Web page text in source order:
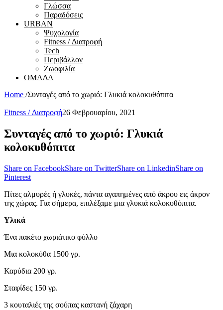
Γλώσσα
Παραδόσεις
URBAN
Ψυχολογία
Fitness / Διατροφή
Tech
Περιβάλλον
Ζωοφιλία
ΟΜΑΔΑ
Home /Συνταγές από το χωριό: Γλυκιά κολοκυθόπιτα
Fitness / Διατροφή26 Φεβρουαρίου, 2021
Συνταγές από το χωριό: Γλυκιά
κολοκυθόπιτα
Share on FacebookShare on TwitterShare on LinkedinShare on
Pinterest
Πίτες αλμυρές ή γλυκές, πάντα αγαπημένες από άκρου εις άκρον
της χώρας. Για σήμερα, επιλέξαμε μια γλυκιά κολοκυθόπιτα.
Υλικά
Ένα πακέτο χωριάτικο φύλλο
Μια κολοκύθα 1500 γρ.
Καρύδια 200 γρ.
Σταφίδες 150 γρ.
3 κουταλιές της σούπας καστανή ζάχαρη